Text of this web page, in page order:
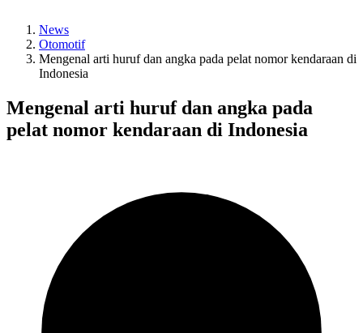
News
Otomotif
Mengenal arti huruf dan angka pada pelat nomor kendaraan di
Indonesia
Mengenal arti huruf dan angka pada
pelat nomor kendaraan di Indonesia